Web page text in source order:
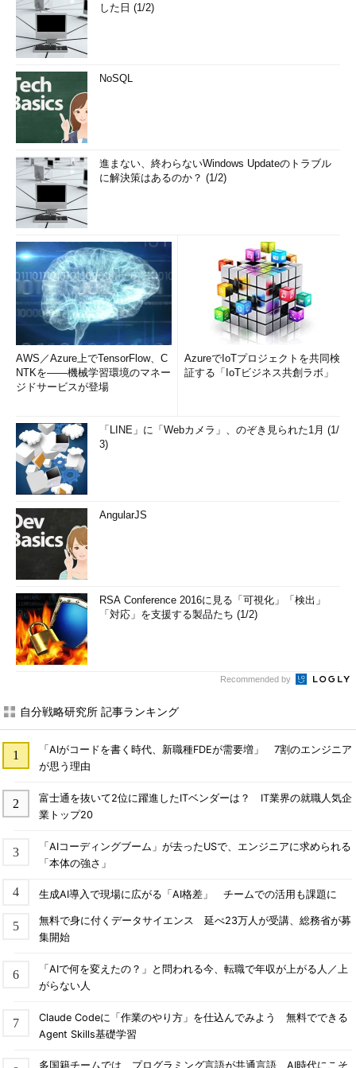
した日 (1/2)
NoSQL
進まない、終わらないWindows Updateのトラブル
に解決策はあるのか？ (1/2)
AWS／Azure上でTensorFlow、C
NTKを――機械学習環境のマネー
ジドサービスが登場
AzureでIoTプロジェクトを共同検
証する「IoTビジネス共創ラボ」
「LINE」に「Webカメラ」、のぞき見られた1月 (1/
3)
AngularJS
RSA Conference 2016に見る「可視化」「検出」
「対応」を支援する製品たち (1/2)
Recommended by
自分戦略研究所 記事ランキング
「AIがコードを書く時代、新職種FDEが需要増」 7割のエンジニア
が思う理由
富士通を抜いて2位に躍進したITベンダーは？ IT業界の就職人気企
業トップ20
「AIコーディングブーム」が去ったUSで、エンジニアに求められる
「本体の強さ」
生成AI導入で現場に広がる「AI格差」 チームでの活用も課題に
無料で身に付くデータサイエンス 延べ23万人が受講、総務省が募
集開始
「AIで何を変えたの？」と問われる今、転職で年収が上がる人／上
がらない人
Claude Codeに「作業のやり方」を仕込んでみよう 無料でできる
Agent Skills基礎学習
多国籍チームでは、プログラミング言語が共通言語 AI時代にこそ